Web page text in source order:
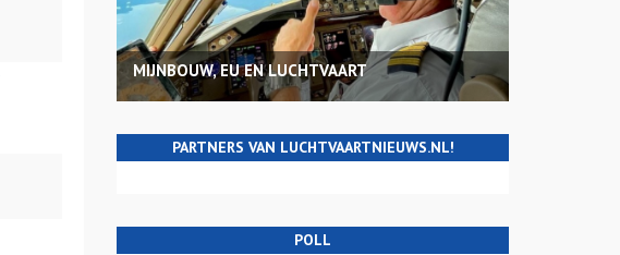
MIJNBOUW, EU EN LUCHTVAART
PARTNERS VAN LUCHTVAARTNIEUWS.NL!
POLL